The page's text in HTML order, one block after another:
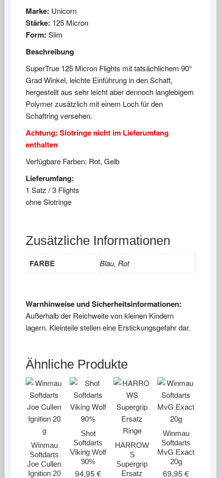
Marke: Unicorn
Stärke: 125 Micron
Form: Slim
Beschreibung
SuperTrue 125 Micron Flights mit tatsächlichem 90°
Grad Winkel, leichte Einführung in den Schaft,
hergestellt aus sehr leicht aber dennoch langlebigem
Polymer zusätzlich mit einem Loch für den
Schaftring versehen.
Achtung: Slotringe nicht im Lieferumfang
enthalten
Verfügbare Farben: Rot, Gelb
Lieferumfang:
1 Satz / 3 Flights
ohne Slotringe
Zusätzliche Informationen
FARBE Blau, Rot
Warnhinweise und Sicherheitsinformationen:
Außerhalb der Reichweite von kleinen Kindern
lagern. Kleinteile stellen eine Erstickungsgefahr dar.
Ähnliche Produkte
Winmau
Softdarts
Joe Cullen
Ignition 20
Shot
Softdarts
Viking Wolf
90%
94,95€
HARROW
S
Supergrip
Ersatz
Winmau
Softdarts
MvG Exact
20g
69,95€